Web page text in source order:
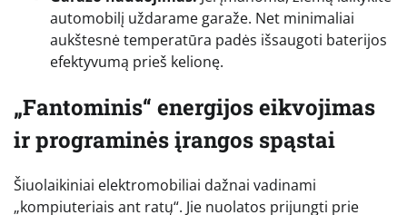
automobilį uždarame garaže. Net minimaliai
aukštesnė temperatūra padės išsaugoti baterijos
efektyvumą prieš kelionę.
„Fantominis“ energijos eikvojimas
ir programinės įrangos spąstai
Šiuolaikiniai elektromobiliai dažnai vadinami
„kompiuteriais ant ratų“. Jie nuolatos prijungti prie